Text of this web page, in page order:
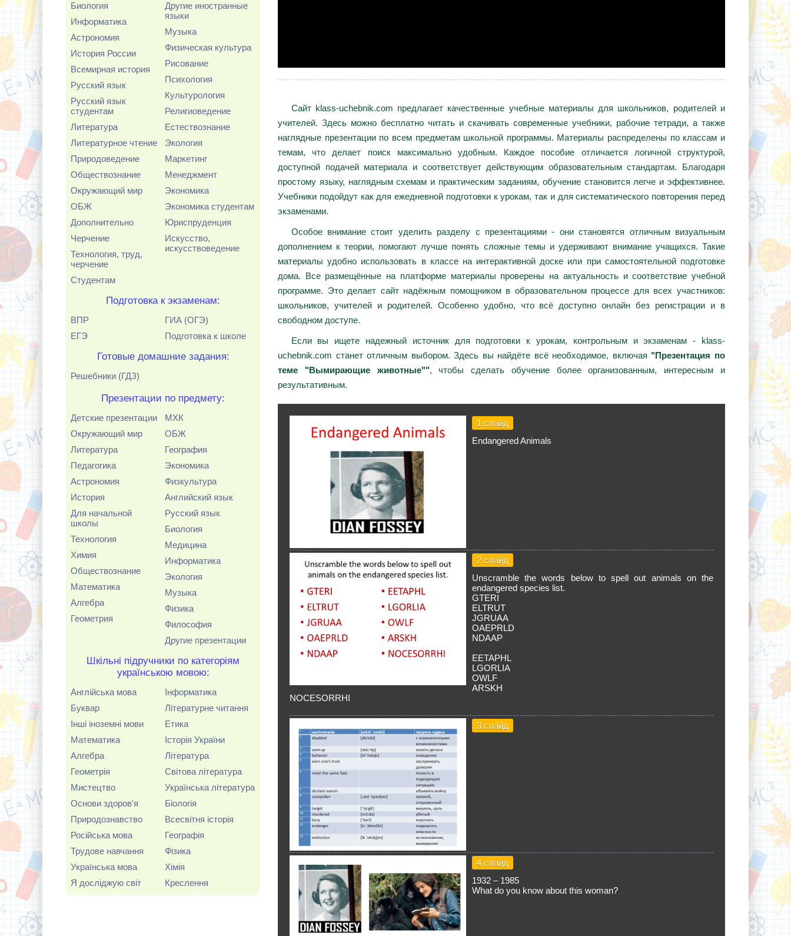
Биология
Информатика
Астрономия
История России
Всемирная история
Русский язык
Русский язык
студентам
Литература
Литературное чтение
Природоведение
Обществознание
Окружающий мир
ОБЖ
Дополнительно
Черчение
Технология, труд,
черчение
Студентам
Другие иностранные
языки
Музыка
Физическая культура
Рисование
Психология
Культурология
Религиоведение
Естествознание
Экология
Маркетинг
Менеджмент
Экономика
Экономика студентам
Юриспруденция
Искусство,
искусствоведение
Подготовка к экзаменам:
ВПР
ЕГЭ
ГИА (ОГЭ)
Подготовка к школе
Готовые домашние задания:
Решебники (ГДЗ)
Презентации по предмету:
Детские презентации
Окружающий мир
Литература
Педагогика
Астрономия
История
Для начальной
школы
Технология
Химия
Обществознание
Математика
Алгебра
Геометрия
МХК
ОБЖ
География
Экономика
Физкультура
Английский язык
Русский язык
Биология
Медицина
Информатика
Экология
Музыка
Физика
Философия
Другие презентации
Шкільні підручники по категоріям
українською мовою:
Англійська мова
Буквар
Інші іноземні мови
Математика
Алгебра
Геометрія
Мистецтво
Основи здоров'я
Природознавство
Російська мова
Трудове навчання
Українська мова
Я досліджую світ
Інформатика
Літературне читання
Етика
Історія України
Література
Світова література
Українська література
Біологія
Всесвітня історія
Географія
Фізика
Хімія
Креслення
Сайт klass-uchebnik.com предлагает качественные учебные материалы для школьников, родителей и
учителей. Здесь можно бесплатно читать и скачивать современные учебники, рабочие тетради, а также
наглядные презентации по всем предметам школьной программы. Материалы распределены по классам и
темам, что делает поиск максимально удобным. Каждое пособие отличается логичной структурой,
доступной подачей материала и соответствует действующим образовательным стандартам. Благодаря
простому языку, наглядным схемам и практическим заданиям, обучение становится легче и эффективнее.
Учебники подойдут как для ежедневной подготовки к урокам, так и для систематического повторения перед
экзаменами.
Особое внимание стоит уделить разделу с презентациями - они становятся отличным визуальным
дополнением к теории, помогают лучше понять сложные темы и удерживают внимание учащихся. Такие
материалы удобно использовать в классе на интерактивной доске или при самостоятельной подготовке
дома. Все размещённые на платформе материалы проверены на актуальность и соответствие учебной
программе. Это делает сайт надёжным помощником в образовательном процессе для всех участников:
школьников, учителей и родителей. Особенно удобно, что всё доступно онлайн без регистрации и в
свободном доступе.
Если вы ищете надежный источник для подготовки к урокам, контрольным и экзаменам - klass-
uchebnik.com станет отличным выбором. Здесь вы найдёте всё необходимое, включая "Презентация по
теме "Вымирающие животные"", чтобы сделать обучение более организованным, интересным и
результативным.
1 слайд
Endangered Animals
2 слайд
Unscramble the words below to spell out animals on the
endangered species list.
GTERI
ELTRUT
JGRUAA
OAEPRLD
NDAAP
EETAPHL
LGORLIA
OWLF
ARSKH
NOCESORRHI
3 слайд
4 слайд
1932 – 1985
What do you know about this woman?